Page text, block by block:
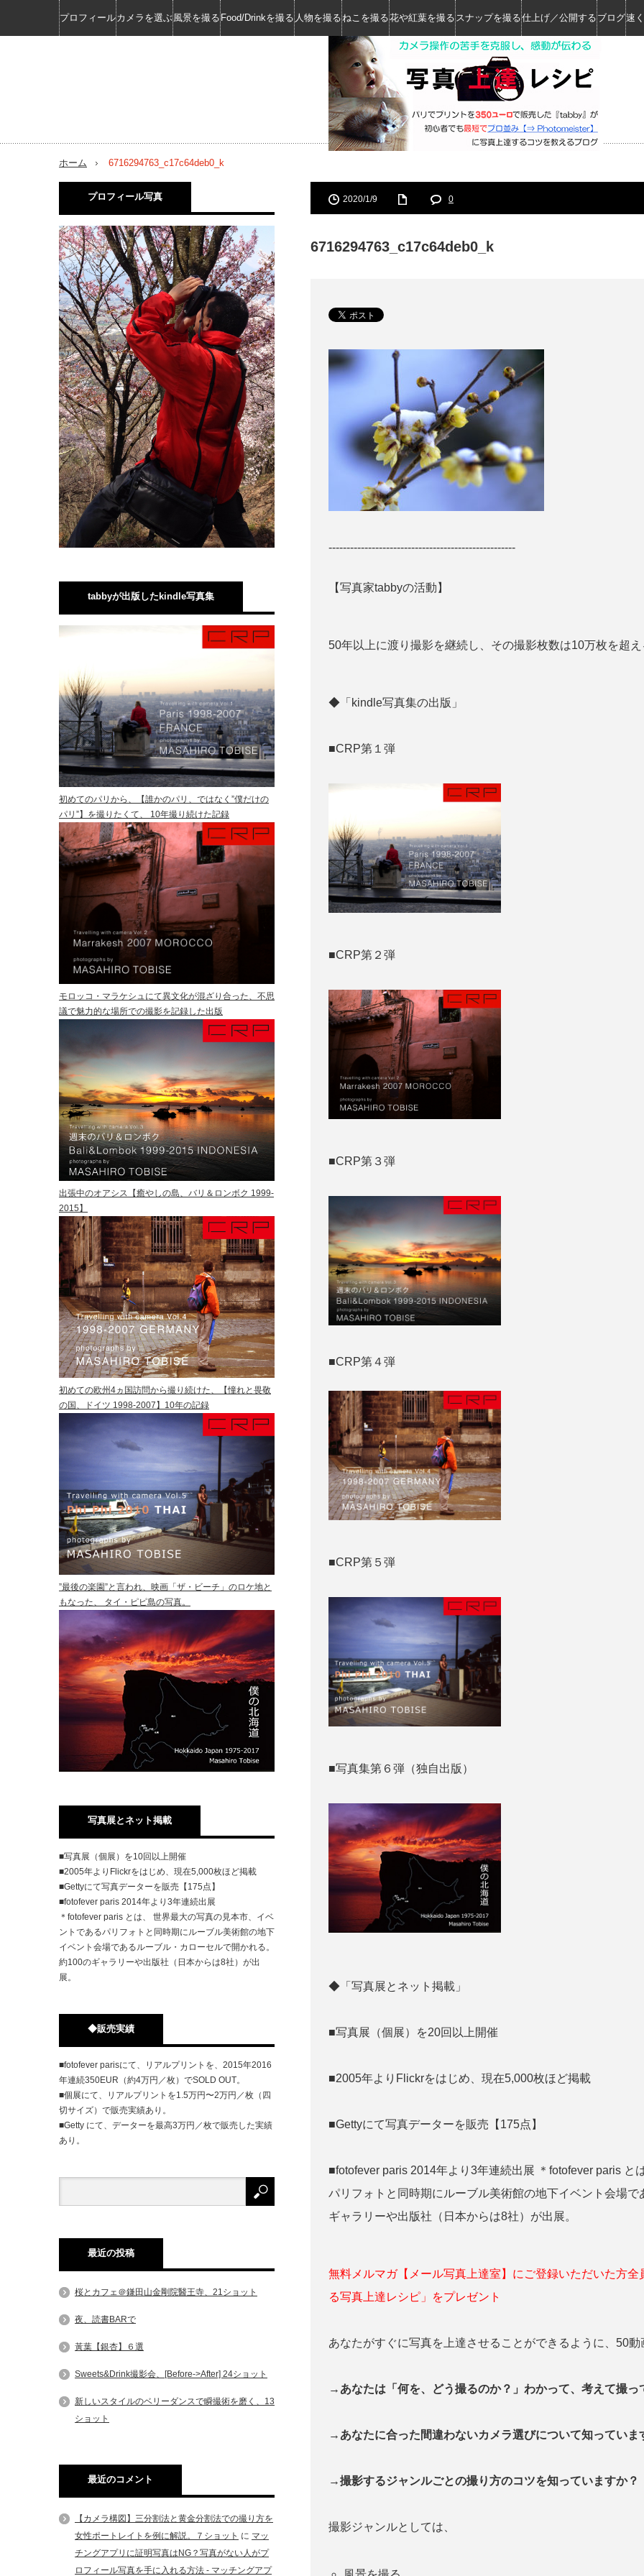
プロフィールカメラを選ぶ風景を撮る Food/Drinkを撮る 人物を撮るねこを撮る花や紅葉を撮る スナップを撮る仕上げ／公開する ブログ速
ホーム 6716294763_c17c64deb0_k
2020/1/9 0
6716294763_c17c64deb0_k
----------------------------------------------------
【写真家tabbyの活動】
50年以上に渡り撮影を継続し、その撮影枚数は10万枚を超
◆「kindle写真集の出版」
■CRP第１弾
■CRP第２弾
■CRP第３弾
■CRP第４弾
■CRP第５弾
■写真集第６弾（独自出版）
◆「写真展とネット掲載」
■写真展（個展）を20回以上開催
■2005年よりFlickrをはじめ、現在5,000枚ほど掲載
■Gettyにて写真データーを販売【175点】
■fotofever paris 2014年より3年連続出展 ＊fotofever paris
パリフォトと同時期にルーブル美術館の地下イベント会場
ギャラリーや出版社（日本からは8社）が出展。
無料メルマガ【メール写真上達室】にご登録いただいた方
る写真上達レシピ」をプレゼント
あなたがすぐに写真を上達させることができるように、50
→あなたは「何を、どう撮るのか？」わかって、考えて撮
→あなたに合った間違わないカメラ選びについて知っていま
→撮影するジャンルごとの撮り方のコツを知っていますか？
撮影ジャンルとしては、
プロフィール写真
tabbyが出版したkindle写真集
初めてのパリから、【誰かのパリ、ではなく”僕だけの
パリ”】を撮りたくて、 10年撮り続けた記録
モロッコ・マラケシュにて異文化が混ざり合った、不思
議で魅力的な場所での撮影を記録した出版
出張中のオアシス【癒やしの島、バリ＆ロンボク 1999-
2015】
初めての欧州4ヵ国訪問から撮り続けた、【憧れと畏敬
の国、ドイツ 1998-2007】10年の記録
”最後の楽園”と言われ、映画「ザ・ビーチ」のロケ地と
もなった、 タイ・ピピ島の写真。
写真展とネット掲載
■写真展（個展）を10回以上開催
■2005年よりFlickrをはじめ、現在5,000枚ほど掲載
■Gettyにて写真データーを販売【175点】
■fotofever paris 2014年より3年連続出展
＊fotofever paris とは、 世界最大の写真の見本市、イベ
ントであるパリフォトと同時期にルーブル美術館の地下
イベント会場であるルーブル・カローセルで開かれる。
約100のギャラリーや出版社（日本からは8社）が出
展。
◆販売実績
■fotofever parisにて、リアルプリントを、2015年2016
年連続350EUR（約4万円／枚）でSOLD OUT。
■個展にて、リアルプリントを1.5万円〜2万円／枚（四
切サイズ）で販売実績あり。
■Getty にて、データーを最高3万円／枚で販売した実績
あり。
最近の投稿
桜とカフェ＠鎌田山金剛院醫王寺、21ショット
夜、読書BARで
黃葉【銀杏】６選
Sweets&Drink撮影会、[Before->After] 24ショット
新しいスタイルのベリーダンスで瞬撮術を磨く、13
ショット
最近のコメント
【カメラ構図】三分割法と黄金分割法での撮り方を
女性ポートレイトを例に解説。７ショット に マッ
チングアプリに証明写真はNG？写真がない人がプ
ロフィール写真を手に入れる方法 - マッチングアプ